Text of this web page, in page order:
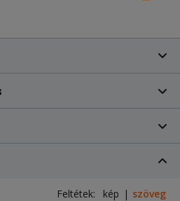
Feltétek: kép szöveg